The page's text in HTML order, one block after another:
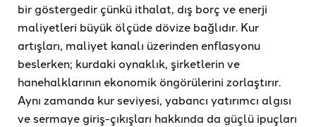
bir göstergedir çünkü ithalat, dış borç ve enerji
maliyetleri büyük ölçüde dövize bağlıdır. Kur
artışları, maliyet kanalı üzerinden enflasyonu
beslerken; kurdaki oynaklık, şirketlerin ve
hanehalklarının ekonomik öngörülerini zorlaştırır.
Aynı zamanda kur seviyesi, yabancı yatırımcı algısı
ve sermaye giriş-çıkışları hakkında da güçlü ipuçları